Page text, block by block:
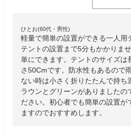
ひとお(60代・男性)
軽量で簡単の設置ができる一人用
テントの設置まで5分もかかりま
単にできます。テントのサイズは
さ50Cmです。防水性もあるので
ない時は小さく折りたたんで持ち
ラウンとグリーンがありましたの
ださい。初心者でも簡単の設置が
ますのでおすすめします。